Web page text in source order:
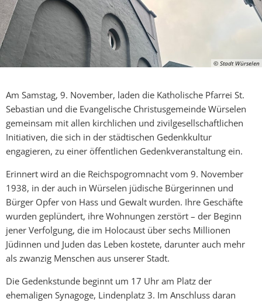
© Stadt Würselen
Am Samstag, 9. November, laden die Katholische Pfarrei St.
Sebastian und die Evangelische Christusgemeinde Würselen
gemeinsam mit allen kirchlichen und zivilgesellschaftlichen
Initiativen, die sich in der städtischen Gedenkkultur
engagieren, zu einer öffentlichen Gedenkveranstaltung ein.
Erinnert wird an die Reichspogromnacht vom 9. November
1938, in der auch in Würselen jüdische Bürgerinnen und
Bürger Opfer von Hass und Gewalt wurden. Ihre Geschäfte
wurden geplündert, ihre Wohnungen zerstört – der Beginn
jener Verfolgung, die im Holocaust über sechs Millionen
Jüdinnen und Juden das Leben kostete, darunter auch mehr
als zwanzig Menschen aus unserer Stadt.
Die Gedenkstunde beginnt um 17 Uhr am Platz der
ehemaligen Synagoge, Lindenplatz 3. Im Anschluss daran